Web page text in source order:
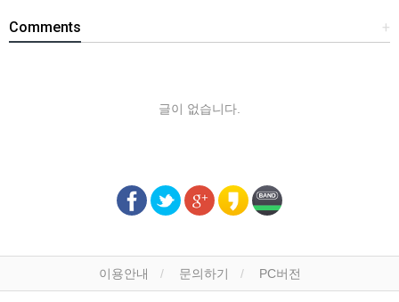
+
Comments
글이 없습니다.
이용안내 문의하기 PC버전